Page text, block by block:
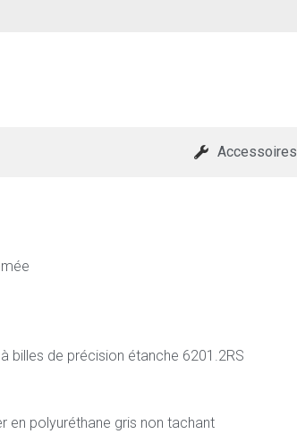
Accessoires
billes de précision étanche 6201.2RS
en polyuréthane gris non tachant